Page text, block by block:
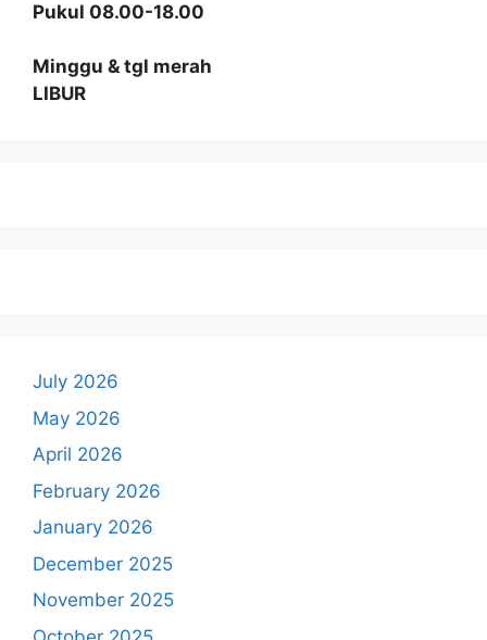
Pukul 08.00-18.00
Minggu & tgl merah
LIBUR
July 2026
May 2026
April 2026
February 2026
January 2026
December 2025
November 2025